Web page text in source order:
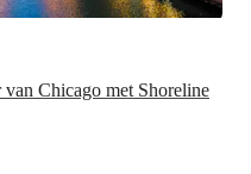
Chicago met Shoreline